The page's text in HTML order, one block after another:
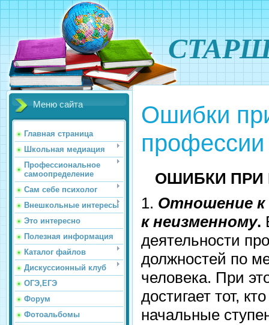
Меню сайта
Главная страница
Школьная медиация
Профессиональное
самоопределение
Сам себе психолог
Внешкольные интересы
Это интересно
Полезная информация
Каталог файлов
Дискуссионный клуб
ОГЭ,ЕГЭ
Форум
Фотоальбомы
Ошибки
профессии
ОШИБКИ
1. Отношение к
к неизменному.
деятельности
должностей по
человека. При
достигает тот,
начальные